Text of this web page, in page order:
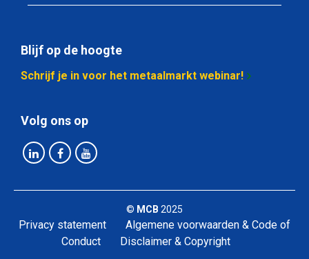
Blijf op de hoogte
Schrijf je in voor het metaalmarkt webinar!
Volg ons op
© MCB 2025
Privacy statement
Algemene voorwaarden & Code of
Conduct
Disclaimer & Copyright